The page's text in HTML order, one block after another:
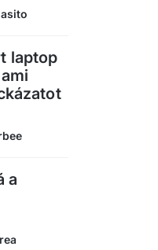
laptop
a